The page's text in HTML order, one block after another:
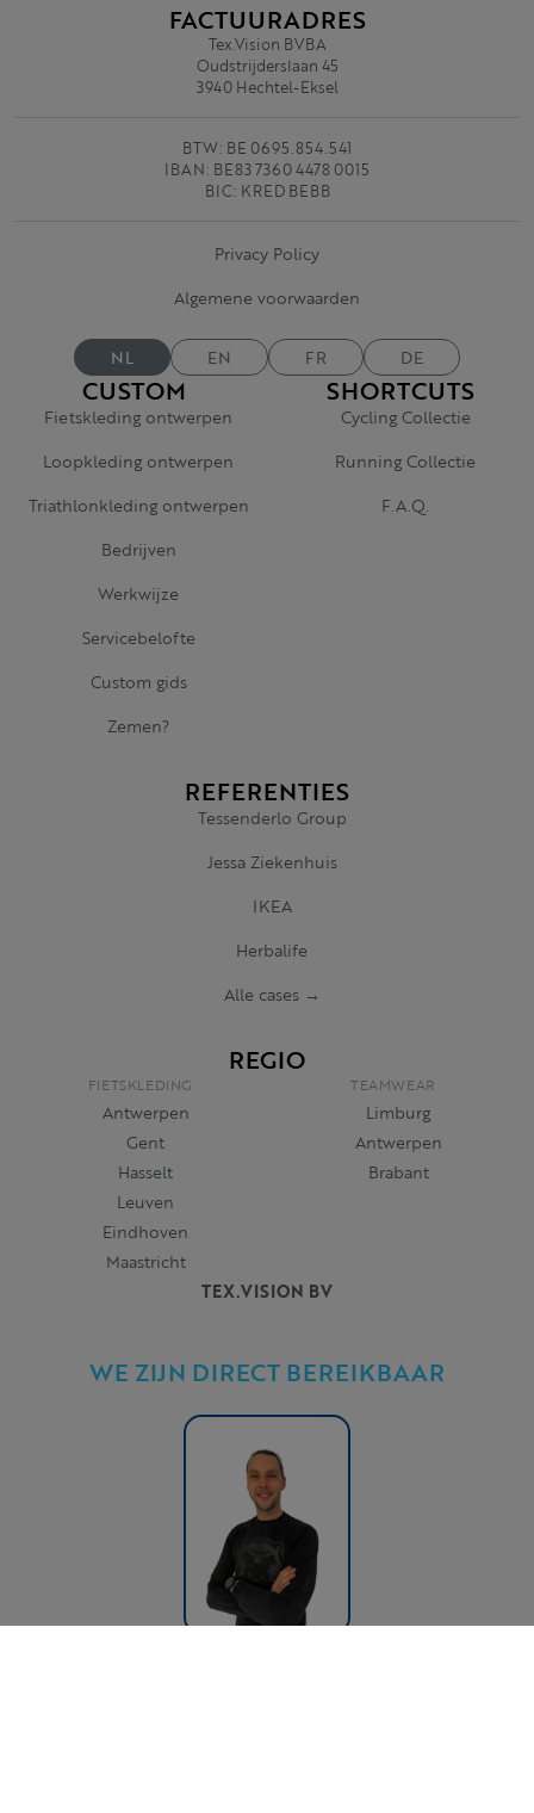
TEX.VISION BV
WE ZIJN DIRECT BEREIKBAAR
CUSTOM
Fietskleding ontwerpen
Loopkleding ontwerpen
Triathlonkleding ontwerpen
Bedrijven
Werkwijze
Servicebelofte
Custom gids
Zemen?
SHORTCUTS
Cycling Collectie
Running Collectie
F.A.Q.
REFERENTIES
Tessenderlo Group
Jessa Ziekenhuis
IKEA
Herbalife
Alle cases →
REGIO
FIETSKLEDING
Antwerpen
Gent
Hasselt
Leuven
Eindhoven
Maastricht
TEAMWEAR
Limburg
Antwerpen
Brabant
FACTUURADRES
Tex.Vision BVBA
Oudstrijderslaan 45
3940 Hechtel-Eksel
BTW: BE 0695.854.541
IBAN: BE83 7360 4478 0015
BIC: KRED BEBB
Privacy Policy
Algemene voorwaarden
NL EN FR DE